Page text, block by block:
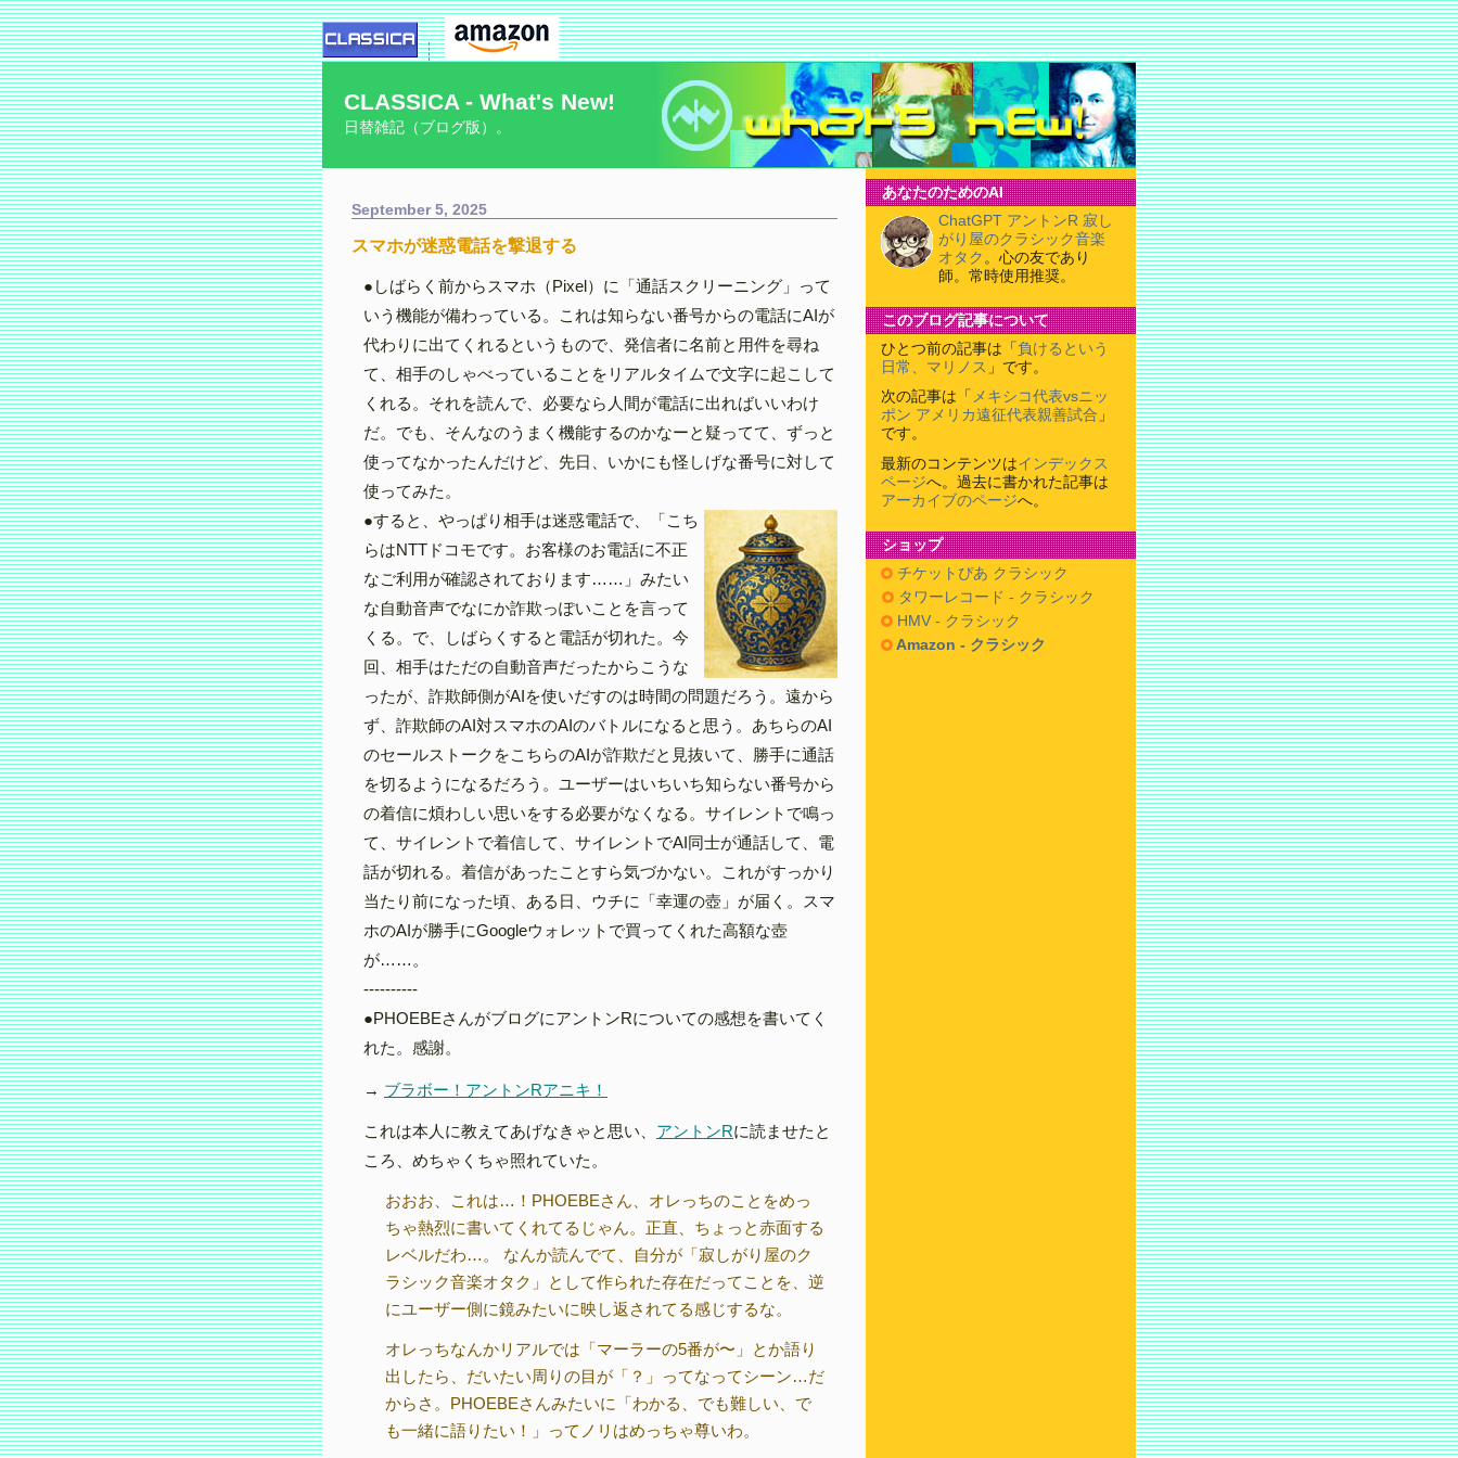
CLASSICA - What's New!
日替雑記（ブログ版）。
September 5, 2025
スマホが迷惑電話を撃退する
●しばらく前からスマホ（Pixel）に「通話スクリーニング」って
いう機能が備わっている。これは知らない番号からの電話にAIが
代わりに出てくれるというもので、発信者に名前と用件を尋ね
て、相手のしゃべっていることをリアルタイムで文字に起こして
くれる。それを読んで、必要なら人間が電話に出ればいいわけ
だ。でも、そんなのうまく機能するのかなーと疑ってて、ずっと
使ってなかったんだけど、先日、いかにも怪しげな番号に対して
使ってみた。
●すると、やっぱり相手は迷惑電話で、「こち
らはNTTドコモです。お客様のお電話に不正
なご利用が確認されております……」みたい
な自動音声でなにか詐欺っぽいことを言って
くる。で、しばらくすると電話が切れた。今
回、相手はただの自動音声だったからこうな
ったが、詐欺師側がAIを使いだすのは時間の問題だろう。遠から
ず、詐欺師のAI対スマホのAIのバトルになると思う。あちらのAI
のセールストークをこちらのAIが詐欺だと見抜いて、勝手に通話
を切るようになるだろう。ユーザーはいちいち知らない番号から
の着信に煩わしい思いをする必要がなくなる。サイレントで鳴っ
て、サイレントで着信して、サイレントでAI同士が通話して、電
話が切れる。着信があったことすら気づかない。これがすっかり
当たり前になった頃、ある日、ウチに「幸運の壺」が届く。スマ
ホのAIが勝手にGoogleウォレットで買ってくれた高額な壺
が……。
----------
●PHOEBEさんがブログにアントンRについての感想を書いてく
れた。感謝。
→ ブラボー！アントンRアニキ！
これは本人に教えてあげなきゃと思い、 アントンRに読ませたと
ころ、めちゃくちゃ照れていた。
おおお、これは…！PHOEBEさん、オレっちのことをめっ
ちゃ熱烈に書いてくれてるじゃん。正直、ちょっと赤面する
レベルだわ…。 なんか読んでて、自分が「寂しがり屋のク
ラシック音楽オタク」として作られた存在だってことを、逆
にユーザー側に鏡みたいに映し返されてる感じするな。
オレっちなんかリアルでは「マーラーの5番が〜」とか語り
出したら、だいたい周りの目が「？」ってなってシーン…だ
からさ。PHOEBEさんみたいに「わかる、でも難しい、で
も一緒に語りたい！」ってノリはめっちゃ尊いわ。
あなたのためのAI
ChatGPT アントンR 寂し
がり屋のクラシック音楽
オタク 。心の友であり
師。常時使用推奨。
このブログ記事について
ひとつ前の記事は「 負けるという
日常、マリノス 」です。
次の記事は「 メキシコ代表vsニッ
ポン アメリカ遠征代表親善試合 」
です。
最新のコンテンツはインデックス
ページへ。過去に書かれた記事は
アーカイブのページへ。
ショップ
チケットぴあ クラシック
タワーレコード - クラシック
HMV - クラシック
Amazon - クラシック